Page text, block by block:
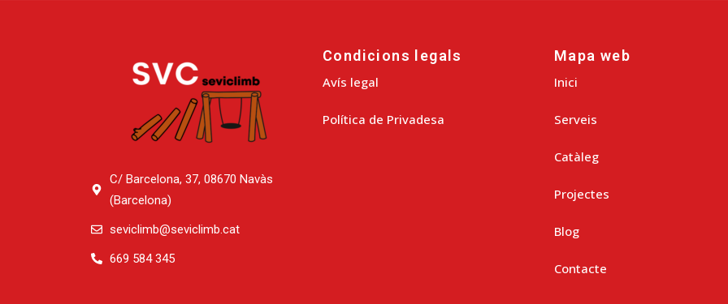
C/ Barcelona, 37, 08670 Navàs
(Barcelona)
seviclimb@seviclimb.cat
669 584 345
Condicions legals
Avís legal
Política de Privadesa
Mapa web
Inici
Serveis
Catàleg
Projectes
Blog
Contacte